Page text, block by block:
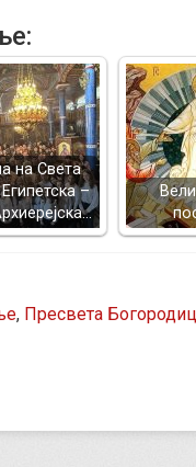
на Света
–
, Пресвета